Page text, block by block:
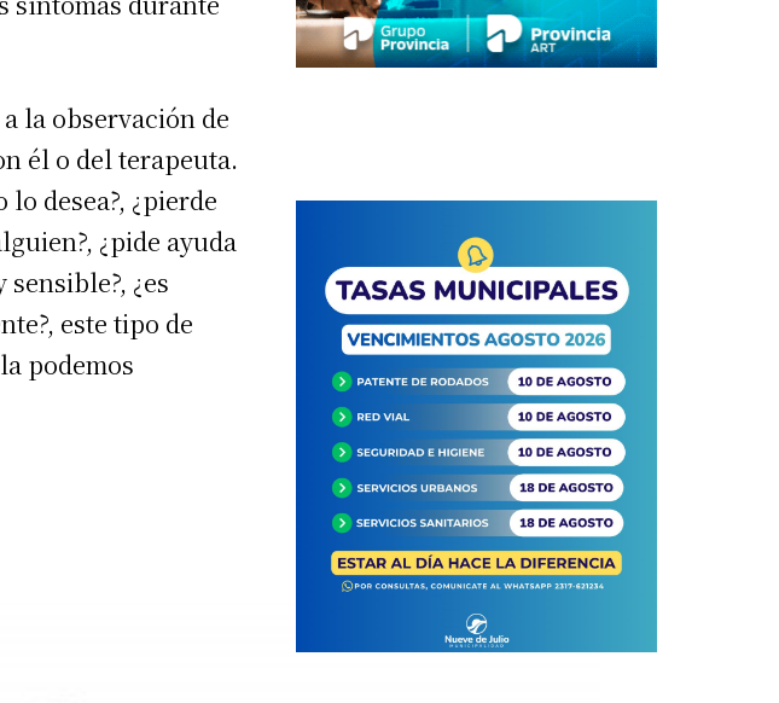
*Requerido
la observación de
él o del terapeuta.
desea?, ¿pierde
¿pide ayuda
¿es
este tipo de
podemos